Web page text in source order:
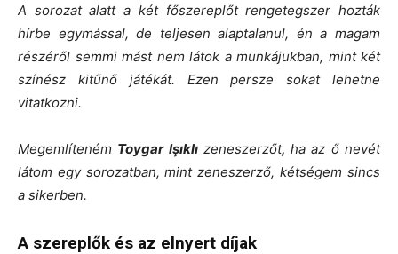
A sorozat alatt a két főszereplőt rengetegszer hozták
hírbe egymással, de teljesen alaptalanul, én a magam
részéről semmi mást nem látok a munkájukban, mint két
színész kitűnő játékát. Ezen persze sokat lehetne
vitatkozni.
Megemlíteném Toygar Işıklı zeneszerzőt, ha az ő nevét
látom egy sorozatban, mint zeneszerző, kétségem sincs
a sikerben.
A szereplők és az elnyert díjak